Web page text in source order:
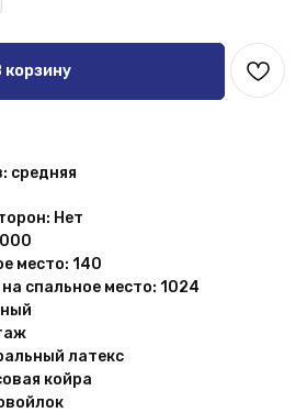
корзину
средняя
Нет
место: 140
спальное место: 1024
латекс
койра